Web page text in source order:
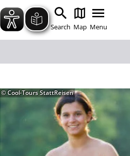
Search Map Menu
© Cool-Tours StattReisen